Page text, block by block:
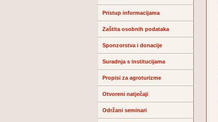
Pristup informacijama
Zaštita osobnih podataka
Sponzorstva i donacije
Suradnja s institucijama
Propisi za agroturizme
Otvoreni natječaji
Održani seminari